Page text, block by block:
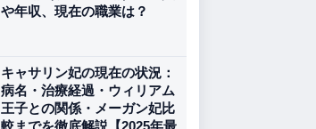
や年収、現在の職業は？
キャサリン妃の現在の状況：
病名・治療経過・ウィリアム
王子との関係・メーガン妃比
較までを徹底解説【2025年最